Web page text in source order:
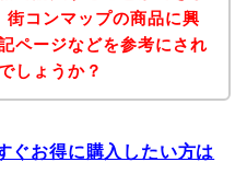
街コンマップの商品に興
ページなどを参考にされ
しょうか？
ぐお得に購入したい方は